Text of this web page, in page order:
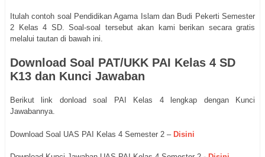
Itulah contoh soal Pendidikan Agama Islam dan Budi Pekerti Semester
2 Kelas 4 SD. Soal-soal tersebut akan kami berikan secara gratis
melalui tautan di bawah ini.
Download Soal PAT/UKK PAI Kelas 4 SD
K13 dan Kunci Jawaban
Berikut link donload soal PAI Kelas 4 lengkap dengan Kunci
Jawabannya.
Download Soal UAS PAI Kelas 4 Semester 2 – Disini